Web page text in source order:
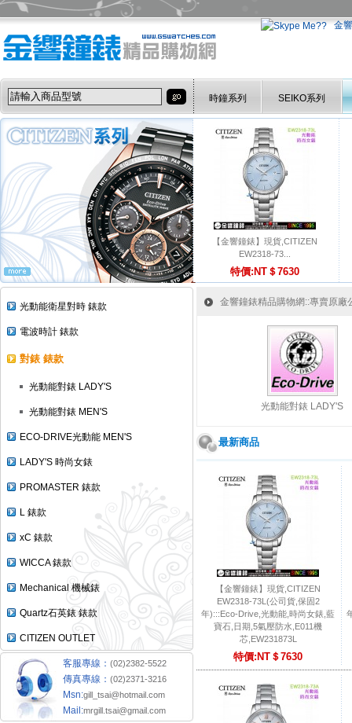
金
時鐘系列 SEIKO系列
【金響鐘錶】現貨,CITIZEN
EW2318-73...
特價:NT＄7630
光動能衛星對時 錶款
電波時計 錶款
對錶 錶款
光動能對錶 LADY'S
光動能對錶 MEN'S
ECO-DRIVE光動能 MEN'S
LADY'S 時尚女錶
PROMASTER 錶款
L 錶款
xC 錶款
WICCA 錶款
Mechanical 機械錶
Quartz石英錶 錶款
CITIZEN OUTLET
客服專線： (02)2382-5522
傳真專線： (02)2371-3216
Msn:gill_tsai@hotmail.com
Mail:mrgill.tsai@gmail.com
金響鐘錶精品購物網::專賣原廠
光動能對錶 LADY'S
最新商品
【金響鐘錶】現貨,CITIZEN
EW2318-73L(公司貨,保固2
年):::Eco-Drive,光動能,時尚女錶,藍
寶石,日期,5氣壓防水,E011機
芯,EW231873L
特價:NT＄7630